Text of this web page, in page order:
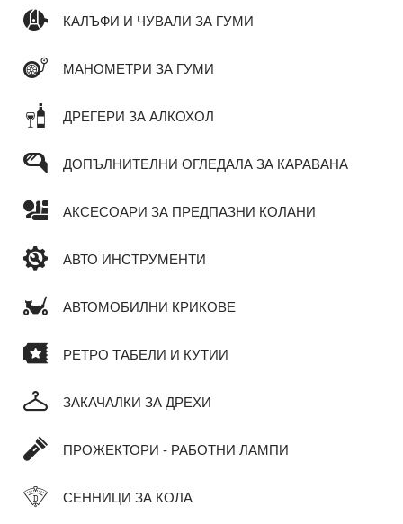
КАЛЪФИ И ЧУВАЛИ ЗА ГУМИ
МАНОМЕТРИ ЗА ГУМИ
ДРЕГЕРИ ЗА АЛКОХОЛ
ДОПЪЛНИТЕЛНИ ОГЛЕДАЛА ЗА КАРАВАНА
АКСЕСОАРИ ЗА ПРЕДПАЗНИ КОЛАНИ
АВТО ИНСТРУМЕНТИ
АВТОМОБИЛНИ КРИКОВЕ
РЕТРО ТАБЕЛИ И КУТИИ
ЗАКАЧАЛКИ ЗА ДРЕХИ
ПРОЖЕКТОРИ - РАБОТНИ ЛАМПИ
СЕННИЦИ ЗА КОЛА